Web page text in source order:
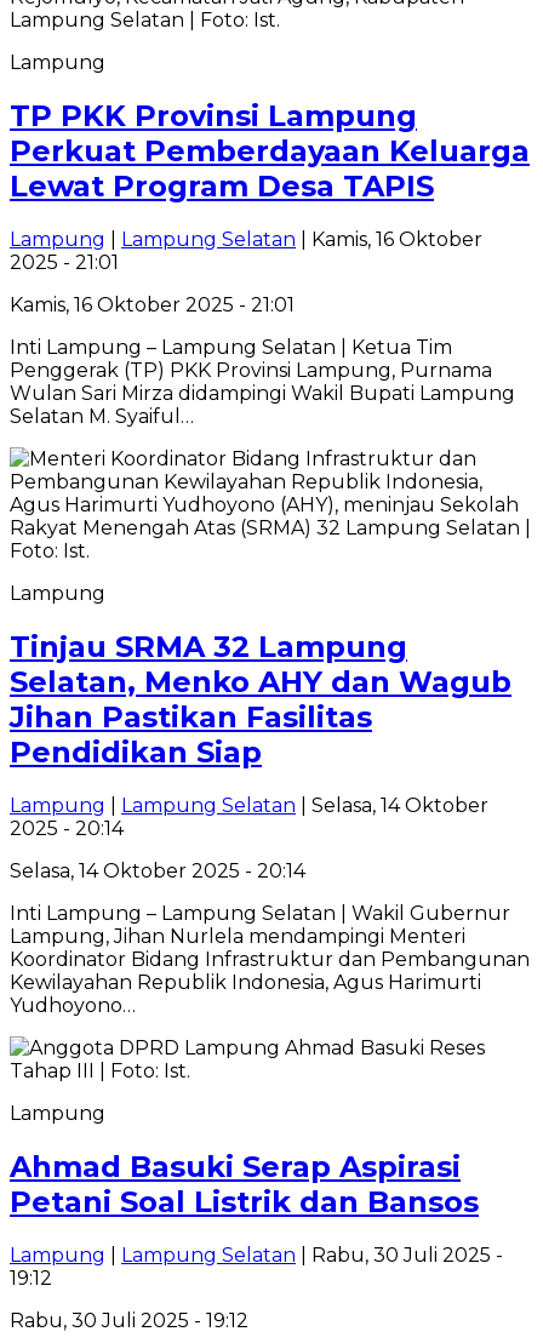
Lampung
TP PKK Provinsi Lampung
Perkuat Pemberdayaan Keluarga
Lewat Program Desa TAPIS
Lampung Lampung Selatan | Kamis, 16 Oktober
2025 - 21:01
Kamis, 16 Oktober 2025 - 21:01
Inti Lampung – Lampung Selatan | Ketua Tim
Penggerak (TP) PKK Provinsi Lampung, Purnama
Wulan Sari Mirza didampingi Wakil Bupati Lampung
Selatan M. Syaiful…
Lampung
Tinjau SRMA 32 Lampung
Selatan, Menko AHY dan Wagub
Jihan Pastikan Fasilitas
Pendidikan Siap
Lampung Lampung Selatan | Selasa, 14 Oktober
2025 - 20:14
Selasa, 14 Oktober 2025 - 20:14
Inti Lampung – Lampung Selatan | Wakil Gubernur
Lampung, Jihan Nurlela mendampingi Menteri
Koordinator Bidang Infrastruktur dan Pembangunan
Kewilayahan Republik Indonesia, Agus Harimurti
Yudhoyono…
Lampung
Ahmad Basuki Serap Aspirasi
Petani Soal Listrik dan Bansos
Lampung Lampung Selatan | Rabu, 30 Juli 2025 -
19:12
Rabu, 30 Juli 2025 - 19:12